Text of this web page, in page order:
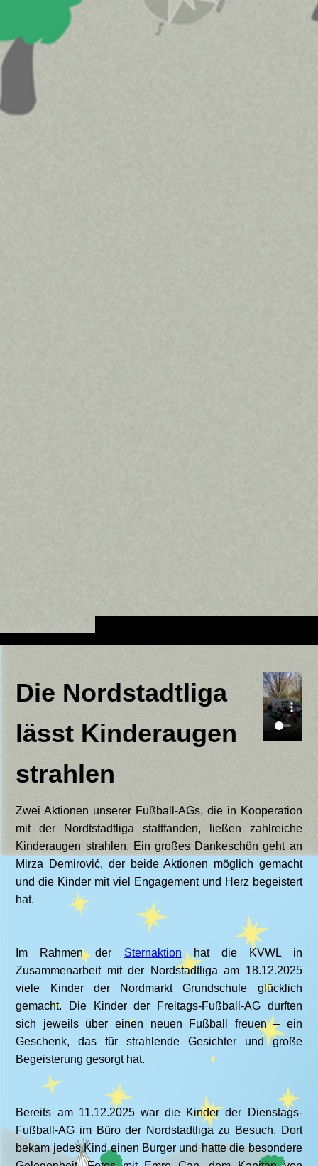
Die Nordstadtliga
lässt Kinderaugen
strahlen
Zwei Aktionen unserer Fußball-AGs, die in Kooperation
mit der Nordtstadtliga stattfanden, ließen zahlreiche
Kinderaugen strahlen. Ein großes Dankeschön geht an
Mirza Demirović, der beide Aktionen möglich gemacht
und die Kinder mit viel Engagement und Herz begeistert
hat.
Im Rahmen der Sternaktion hat die KVWL in
Zusammenarbeit mit der Nordstadtliga am 18.12.2025
viele Kinder der Nordmarkt Grundschule glücklich
gemacht. Die Kinder der Freitags-Fußball-AG durften
sich jeweils über einen neuen Fußball freuen – ein
Geschenk, das für strahlende Gesichter und große
Begeisterung gesorgt hat.
Bereits am 11.12.2025 war die Kinder der Dienstags-
Fußball-AG im Büro der Nordstadtliga zu Besuch. Dort
bekam jedes Kind einen Burger und hatte die besondere